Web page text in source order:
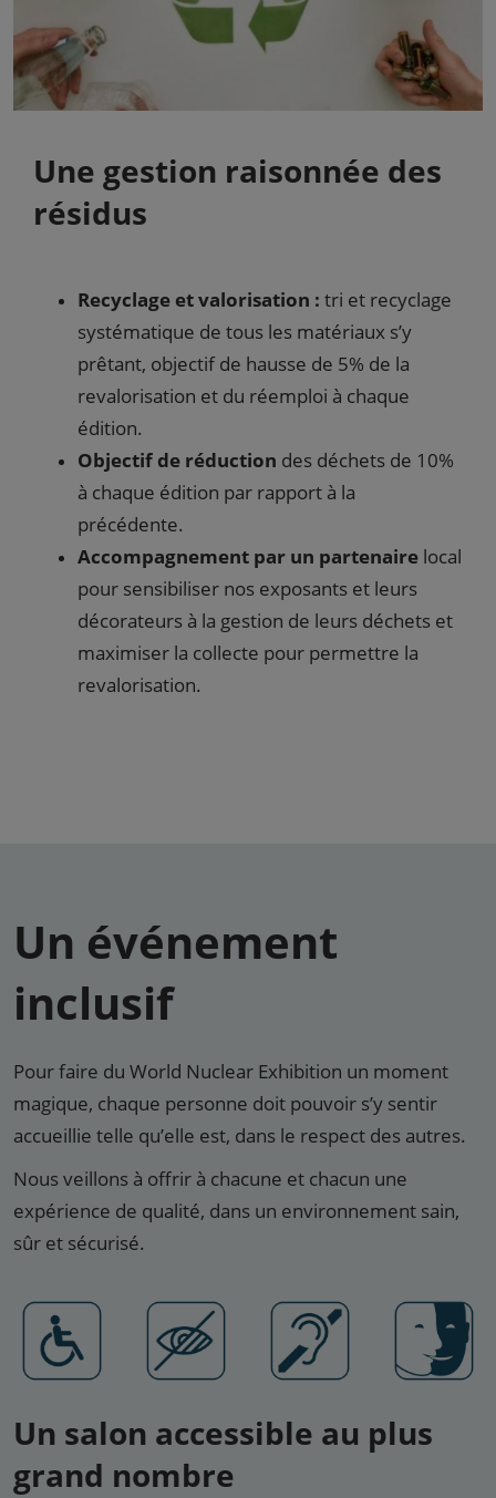
Une gestion raisonnée des
résidus
Recyclage et valorisation : tri et recyclage
systématique de tous les matériaux s’y
prêtant, objectif de hausse de 5% de la
revalorisation et du réemploi à chaque
édition.
Objectif de réduction des déchets de 10%
à chaque édition par rapport à la
précédente.
Accompagnement par un partenaire local
pour sensibiliser nos exposants et leurs
décorateurs à la gestion de leurs déchets et
maximiser la collecte pour permettre la
revalorisation.
Un événement
inclusif
Pour faire du World Nuclear Exhibition un moment
magique, chaque personne doit pouvoir s’y sentir
accueillie telle qu’elle est, dans le respect des autres.
Nous veillons à offrir à chacune et chacun une
expérience de qualité, dans un environnement sain,
sûr et sécurisé.
Un salon accessible au plus
grand nombre